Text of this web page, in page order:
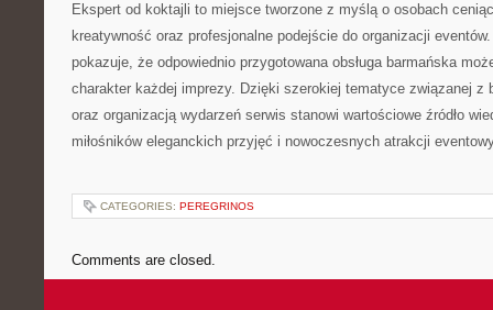
Ekspert od koktajli to miejsce tworzone z myślą o osobach
kreatywność oraz profesjonalne podejście do organizacji
pokazuje, że odpowiednio przygotowana obsługa barmańska
charakter każdej imprezy. Dzięki szerokiej tematyce związanej z
oraz organizacją wydarzeń serwis stanowi wartościowe źródło
miłośników eleganckich przyjęć i nowoczesnych atrakcji
CATEGORIES: PEREGRINOS
Comments are closed.